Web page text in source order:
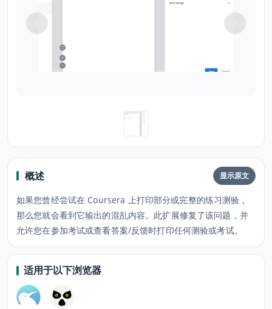
概述 显示原文
如果您曾经尝试在 Coursera 上打印部分或完整的练习测验，
那么您就会看到它输出的混乱内容。此扩展修复了该问题，并
允许您在参加考试或查看答案/反馈时打印任何测验或考试。
适用于以下浏览器